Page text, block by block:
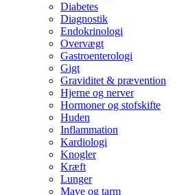
Diabetes
Diagnostik
Endokrinologi
Overvægt
Gastroenterologi
Gigt
Graviditet & prævention
Hjerne og nerver
Hormoner og stofskifte
Huden
Inflammation
Kardiologi
Knogler
Kræft
Lunger
Mave og tarm